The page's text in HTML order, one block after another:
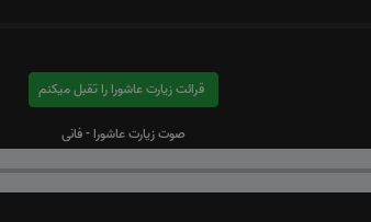
قرائت زیارت عاشورا را تقبل میکنم
صوت زیارت عاشورا - فانی